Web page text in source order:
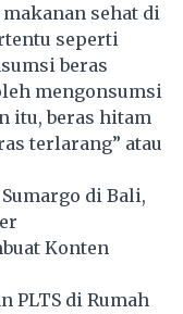
sehat di
seperti
beras
mengonsumsi
itu, beras hitam
terlarang” atau
di Bali,
Konten
PLTS di Rumah